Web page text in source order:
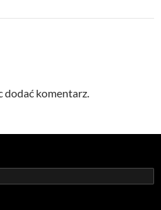
dodać komentarz.